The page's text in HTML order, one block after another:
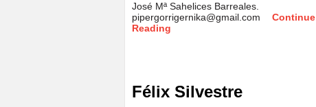
José Mª Sahelices Barreales.
pipergorrigernika@gmail.com
Continue
Reading
Félix Silvestre